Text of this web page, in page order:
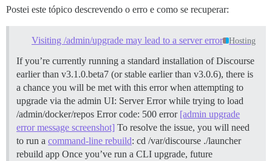
Postei este tópico descrevendo o erro e como se recuperar:
Visiting /admin/upgrade may lead to a server error Hosting
If you’re currently running a standard installation of Discourse
earlier than v3.1.0.beta7 (or stable earlier than v3.0.6), there is
a chance you will be met with this error when attempting to
upgrade via the admin UI: Server Error while trying to load
/admin/docker/repos Error code: 500 error [admin upgrade
error message screenshot] To resolve the issue, you will need
to run a command-line rebuild: cd /var/discourse ./launcher
rebuild app Once you’ve run a CLI upgrade, future